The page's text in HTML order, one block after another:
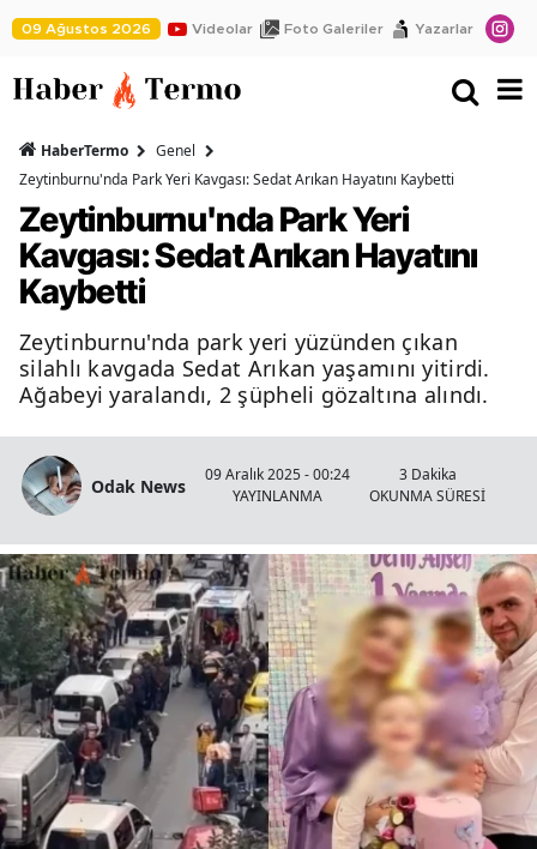
09 Ağustos 2026 Videolar Foto Galeriler Yazarlar
HaberTermo
Genel
Zeytinburnu'nda Park Yeri Kavgası: Sedat Arıkan Hayatını Kaybetti
Zeytinburnu'nda Park Yeri
Kavgası: Sedat Arıkan Hayatını
Kaybetti
Zeytinburnu'nda park yeri yüzünden çıkan
silahlı kavgada Sedat Arıkan yaşamını yitirdi.
Ağabeyi yaralandı, 2 şüpheli gözaltına alındı.
Odak News
09 Aralık 2025 - 00:24
YAYINLANMA
3 Dakika
OKUNMA SÜRESİ